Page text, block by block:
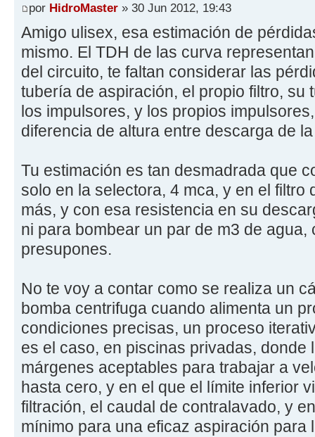
por HidroMaster » 30 Jun 2012, 19:43
Amigo ulisex, esa estimación de
mismo. El TDH de las curva
del circuito, te faltan considerar las
tubería de aspiración, el propio filtro, su
los impulsores, y los propios
diferencia de altura entre descarga de
Tu estimación es tan desmadrada que
solo en la selectora, 4 mca, y en el filtro
más, y con esa resistencia en su
ni para bombear un par de m3 de
presupones.
No te voy a contar como se realiza un
bomba centrifuga cuando alimenta un
condiciones precisas, un proceso
es el caso, en piscinas privadas, donde
márgenes aceptables para trabajar a
hasta cero, y en el que el límite inferior
filtración, el caudal de contralavado, y
mínimo para una eficaz aspiración para